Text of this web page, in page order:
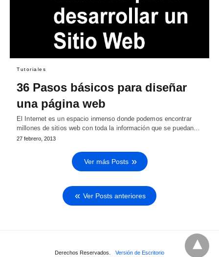
Tutoriales
36 Pasos básicos para diseñar
una página web
El Internet es un espacio inmenso donde podemos encontrar
millones de sitios web con toda la información que se puedan…
27 febrero, 2013
Ver más Posts
Ver Posts anteriores
Derechos Reservados. Versión de Escritorio